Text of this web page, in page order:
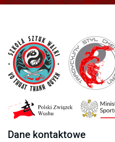
Dane kontaktowe